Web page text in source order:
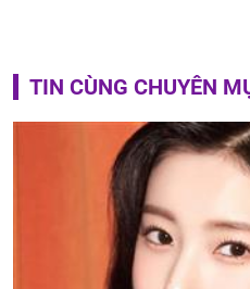
TIN CÙNG CHUYÊN